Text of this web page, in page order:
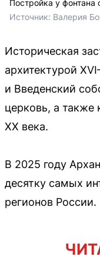
Постройка у
Источник: Валерия
Историческая
архитектурой
и Введенский
церковь, а также
XX века.
В 2025 году
десятку самых
регионов России.